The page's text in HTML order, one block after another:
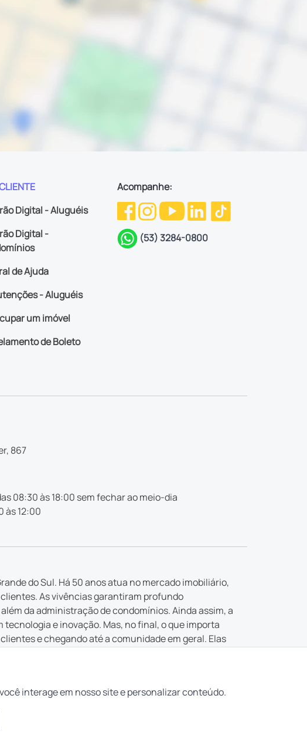
Digital - Aluguéis
Digital -
de Ajuda
- Aluguéis
um imóvel
de Boleto
Acompanhe:
(53) 3284-0800
867
08:30 às 18:00 sem fechar ao meio-dia
às 12:00
do Sul. Há 50 anos atua no mercado imobiliário,
As vivências garantiram profundo
da administração de condomínios. Ainda assim, a
e inovação. Mas, no final, o que importa
e chegando até a comunidade em geral. Elas
interage em nosso site e personalizar conteúdo.